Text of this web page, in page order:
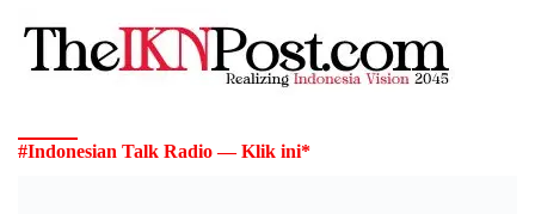
#Indonesian Talk Radio — Klik ini*